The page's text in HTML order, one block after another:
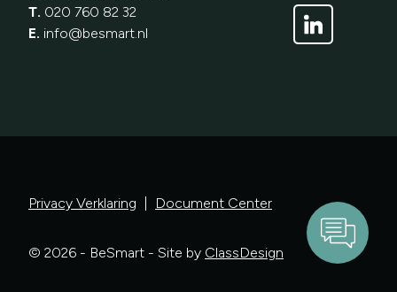
T. 020 760 82 32
E. info@besmart.nl
© 2026 - BeSmart - Site by ClassDesign
Privacy Verklaring Document Center